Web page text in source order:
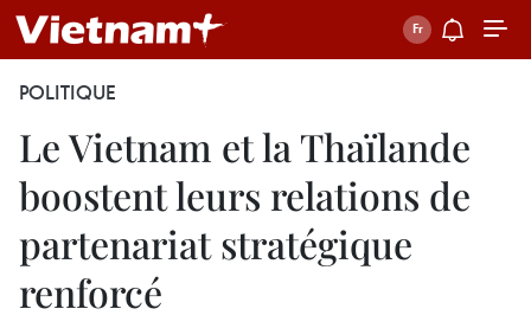
POLITIQUE
Le Vietnam et la Thaïlande
boostent leurs relations de
partenariat stratégique
renforcé